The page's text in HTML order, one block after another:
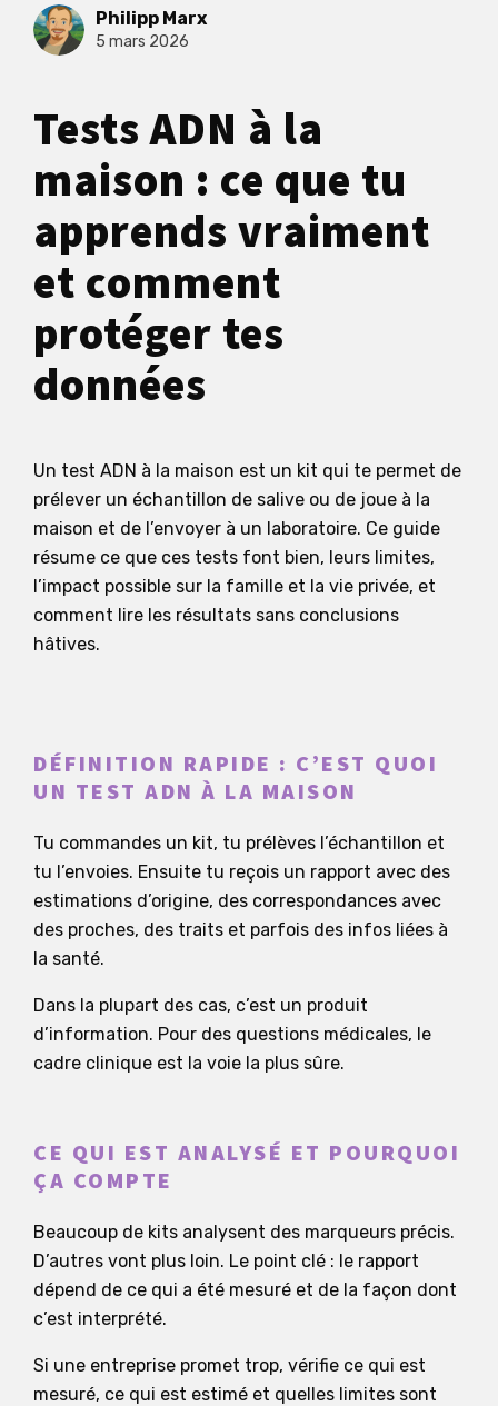
Philipp Marx
5 mars 2026
Tests ADN à la
maison : ce que tu
apprends vraiment
et comment
protéger tes
données
Un test ADN à la maison est un kit qui te permet de
prélever un échantillon de salive ou de joue à la
maison et de l’envoyer à un laboratoire. Ce guide
résume ce que ces tests font bien, leurs limites,
l’impact possible sur la famille et la vie privée, et
comment lire les résultats sans conclusions
hâtives.
DÉFINITION RAPIDE : C’EST QUOI
UN TEST ADN À LA MAISON
Tu commandes un kit, tu prélèves l’échantillon et
tu l’envoies. Ensuite tu reçois un rapport avec des
estimations d’origine, des correspondances avec
des proches, des traits et parfois des infos liées à
la santé.
Dans la plupart des cas, c’est un produit
d’information. Pour des questions médicales, le
cadre clinique est la voie la plus sûre.
CE QUI EST ANALYSÉ ET POURQUOI
ÇA COMPTE
Beaucoup de kits analysent des marqueurs précis.
D’autres vont plus loin. Le point clé : le rapport
dépend de ce qui a été mesuré et de la façon dont
c’est interprété.
Si une entreprise promet trop, vérifie ce qui est
mesuré, ce qui est estimé et quelles limites sont